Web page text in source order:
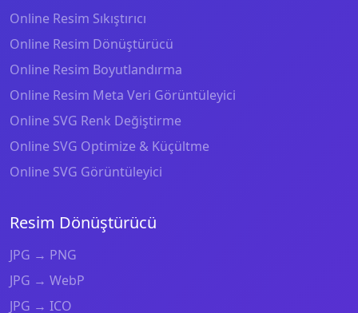
Online Resim Sıkıştırıcı
Online Resim Dönüştürücü
Online Resim Boyutlandırma
Online Resim Meta Veri Görüntüleyici
Online SVG Renk Değiştirme
Online SVG Optimize & Küçültme
Online SVG Görüntüleyici
Resim Dönüştürücü
JPG → PNG
JPG → WebP
JPG → ICO